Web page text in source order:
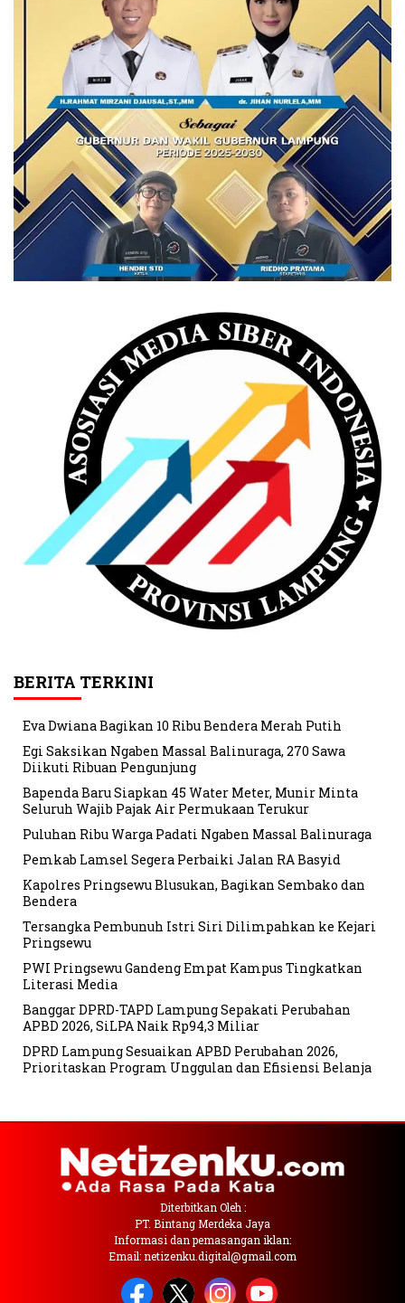
BERITA TERKINI
Eva Dwiana Bagikan 10 Ribu Bendera Merah Putih
Egi Saksikan Ngaben Massal Balinuraga, 270 Sawa
Diikuti Ribuan Pengunjung
Bapenda Baru Siapkan 45 Water Meter, Munir Minta
Seluruh Wajib Pajak Air Permukaan Terukur
Puluhan Ribu Warga Padati Ngaben Massal Balinuraga
Pemkab Lamsel Segera Perbaiki Jalan RA Basyid
Kapolres Pringsewu Blusukan, Bagikan Sembako dan
Bendera
Tersangka Pembunuh Istri Siri Dilimpahkan ke Kejari
Pringsewu
PWI Pringsewu Gandeng Empat Kampus Tingkatkan
Literasi Media
Banggar DPRD-TAPD Lampung Sepakati Perubahan
APBD 2026, SiLPA Naik Rp94,3 Miliar
DPRD Lampung Sesuaikan APBD Perubahan 2026,
Prioritaskan Program Unggulan dan Efisiensi Belanja
Diterbitkan Oleh :
PT. Bintang Merdeka Jaya
Informasi dan pemasangan iklan:
Email: netizenku.digital@gmail.com